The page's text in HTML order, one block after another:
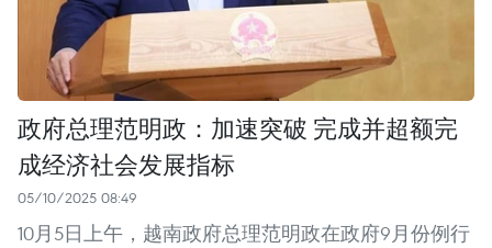
政府总理范明政：加速突破 完成并超额完
成经济社会发展指标
05/10/2025 08:49
10月5日上午，越南政府总理范明政在政府9月份例行